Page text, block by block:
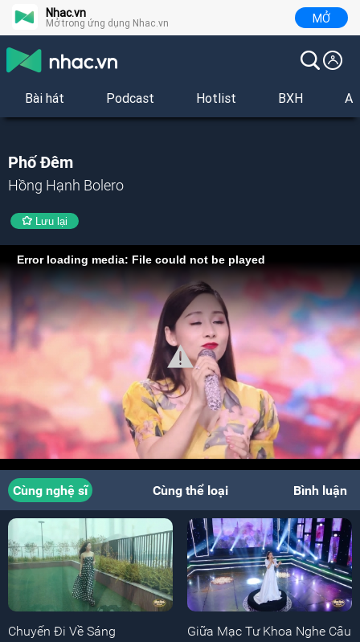
Nhac.vn
Mở trong ứng dụng Nhac.vn MỞ
Bài hát Podcast Hotlist BXH
Phố Đêm
Hồng Hạnh Bolero
Lưu lại
Error loading media: File could not be played
Cùng nghệ sĩ Cùng thể loại Bình luận
Chuyến Đi Về Sáng
Giữa Mạc Tư Khoa Nghe Câu